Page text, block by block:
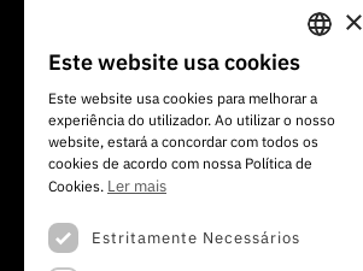
Av. do Brasil, 101
+351 213 924 300
PORTUGUESE
ENGLISH
×
Este website usa cookies
Este website usa cookies para melhorar a
experiência do utilizador. Ao utilizar o nosso
website, estará a concordar com todos os
cookies de acordo com nossa Política de
Cookies. Ler mais
Estritamente Necessários